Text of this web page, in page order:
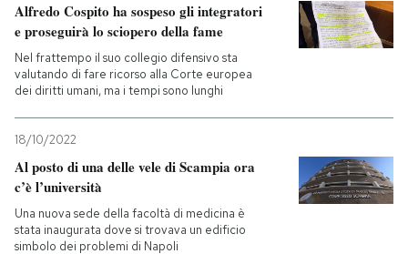
Alfredo Cospito ha sospeso gli integratori
e proseguirà lo sciopero della fame
Nel frattempo il suo collegio difensivo sta
valutando di fare ricorso alla Corte europea
dei diritti umani, ma i tempi sono lunghi
18/10/2022
Al posto di una delle vele di Scampia ora
c’è l’università
Una nuova sede della facoltà di medicina è
stata inaugurata dove si trovava un edificio
simbolo dei problemi di Napoli